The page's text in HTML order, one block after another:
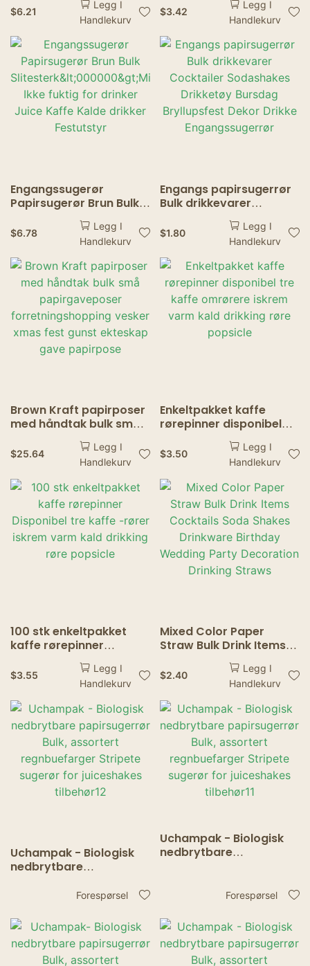
Kaffefilter Kaffe
Bryggfilter Hourglass
Bag
$6.21
Legg I
Handlekurv
Tea Straw BIg Milkshake
Straws Party Wedding
Bar Home Accessories
$3.42
Legg I
Handlekurv
Engangssugerør
Papirsugerør Brun Bulk
Slitesterk<000000>Miljø
vennlig Ikke fuktig for
drinker Juice Kaffe
Kalde drikker Festutstyr
$6.78
Legg I
Handlekurv
Engangs papirsugerrør
Bulk drikkevarer
Cocktailer Sodashakes
Drikketøy Bursdag
Bryllupsfest Dekor
Drikke Engangssugerrør
$1.80
Legg I
Handlekurv
Brown Kraft papirposer
med håndtak bulk små
papirgaveposer
forretningshopping
vesker xmas fest gunst
ekteskap gave
papirpose
$25.64
Legg I
Handlekurv
Enkeltpakket kaffe
rørepinner disponibel
tre kaffe omrørere
iskrem varm kald
drikking røre popsicle
$3.50
Legg I
Handlekurv
100 stk enkeltpakket
kaffe rørepinner
Disponibel tre kaffe -
rører iskrem varm kald
drikking røre popsicle
$3.55
Legg I
Handlekurv
Mixed Color Paper
Straw Bulk Drink Items
Cocktails Soda Shakes
Drinkware Birthday
Wedding Party
Decoration Drinking
Straws
$2.40
Legg I
Handlekurv
Uchampak - Biologisk
nedbrytbare
sugerør for juiceshakes
tilbehør12
Forespørsel
Uchampak - Biologisk
nedbrytbare
regnbuefarger Stripete
tilbehør11
Forespørsel